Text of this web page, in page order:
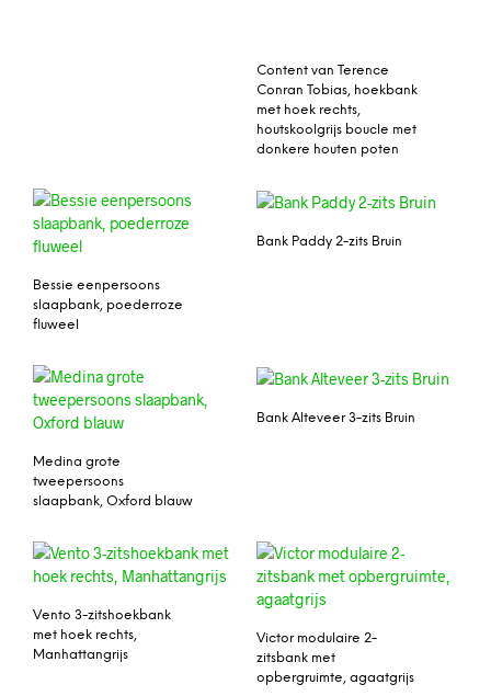
Content van Terence
Conran Tobias, hoekbank
met hoek rechts,
houtskoolgrijs boucle met
donkere houten poten
Bessie eenpersoons
slaapbank, poederroze
fluweel
Bank Paddy 2-zits Bruin
Medina grote
tweepersoons
slaapbank, Oxford blauw
Bank Alteveer 3-zits Bruin
Vento 3-zitshoekbank
met hoek rechts,
Manhattangrijs
Victor modulaire 2-
zitsbank met
opbergruimte, agaatgrijs